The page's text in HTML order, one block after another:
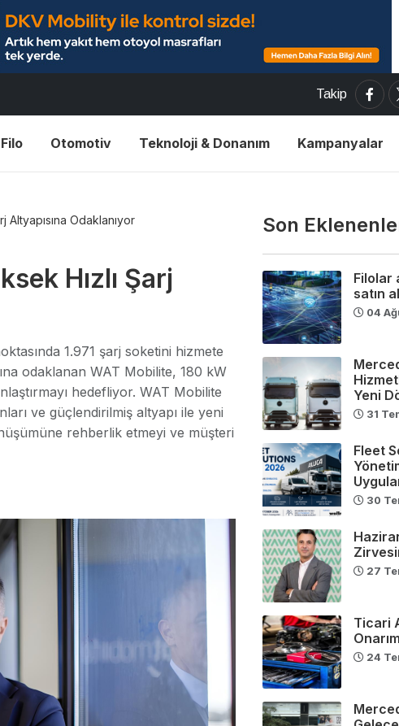
Takip
Otomotiv Teknoloji & Donanım Kampanyalar
Altyapısına Odaklanıyor
Hızlı Şarj
1.971 şarj soketini hizmete
odaklanan WAT Mobilite, 180 kW
hedefliyor. WAT Mobilite
ve güçlendirilmiş altyapı ile yeni
rehberlik etmeyi ve müşteri
Son
Filolar
satın
04
Yeni
31
Fleet
30
27
Ticari
24